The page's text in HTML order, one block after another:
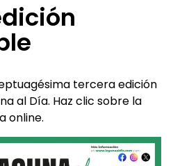
tercera edición
al Día. Haz clic sobre la
online.